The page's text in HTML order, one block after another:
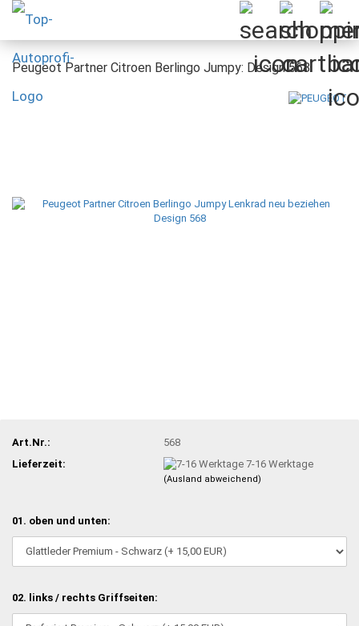
Peugeot Partner Citroen Berlingo Jumpy: Design 568
Art.Nr.:
568
Lieferzeit:
7-16 Werktage
(Ausland abweichend)
01. oben und unten:
02. links / rechts Griffseiten: